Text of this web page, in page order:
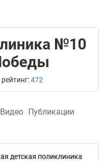
№10
472
Видео Публикации
детская поликлиника